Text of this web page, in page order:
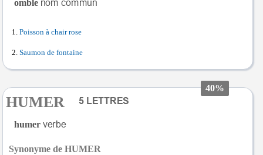
omble
Poisson à chair rose
Saumon de fontaine
40%
HUMER
humer
Synonyme de HUMER